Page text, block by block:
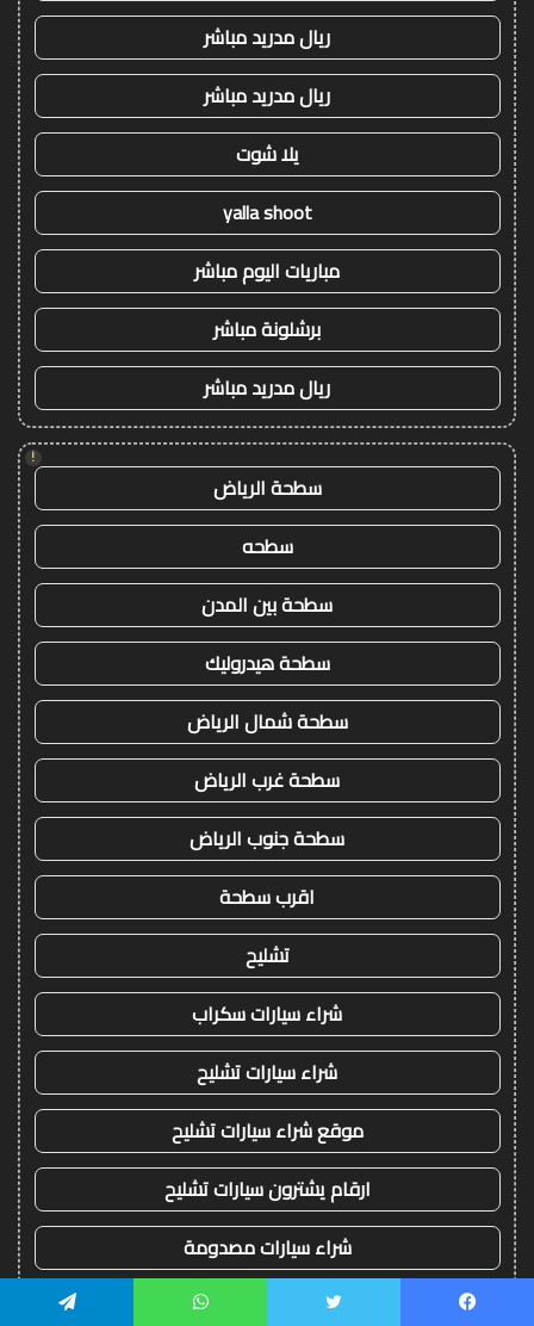
ريال مدريد مباشر
ريال مدريد مباشر
يلا شوت
yalla shoot
مباريات اليوم مباشر
برشلونة مباشر
ريال مدريد مباشر
!
سطحة الرياض
سطحه
سطحة بين المدن
سطحة هيدروليك
سطحة شمال الرياض
سطحة غرب الرياض
سطحة جنوب الرياض
اقرب سطحة
تشليح
شراء سيارات سكراب
شراء سيارات تشليح
موقع شراء سيارات تشليح
ارقام يشترون سيارات تشليح
شراء سيارات مصدومة
شراء سيارات قديمة تشليح